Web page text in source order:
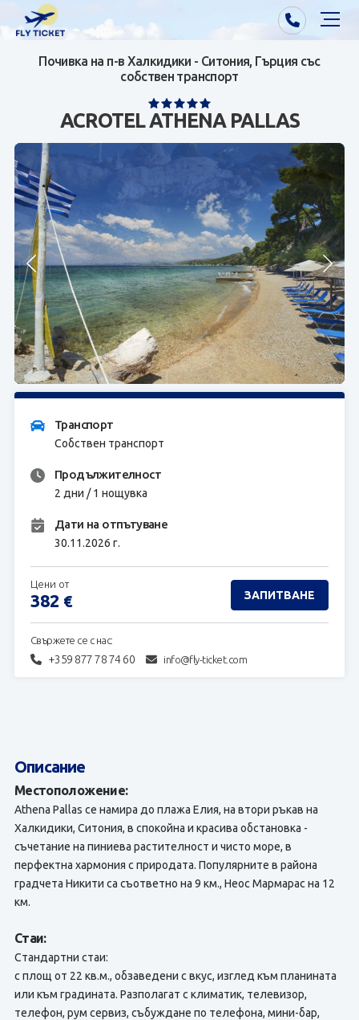
Почивки от Варна
Почивки от София/Пловдив/Бургас
Самолетни билети
Визи
Контакти
За нас
ЗАПИТВАНЕ
Почивка на п-в Халкидики - Ситония, Гърция със
собствен транспорт
ACROTEL ATHENA PALLAS
Транспорт
Собствен транспорт
Продължителност
2 дни / 1 нощувка
Дати на отпътуване
30.11.2026 г.
Свържете се с нас:
+359 877 78 74 60 info@fly-ticket.com
Цени от
382 € ЗАПИТВАНЕ
Описание
Местоположение:
Athena Pallas се намира до плажа Елия, на втори ръкав на
Халкидики, Ситония, в спокойна и красива обстановка -
съчетание на пиниева растителност и чисто море, в
перфектна хармония с природата. Популярните в района
градчета Никити са съответно на 9 км., Неос Мармарас на 12
км.
Стаи:
Стандартни стаи:
с площ от 22 кв.м., обзаведени с вкус, изглед към планината
или към градината. Разполагат с климатик, телевизор,
телефон, рум сервиз, събуждане по телефона, мини-бар,